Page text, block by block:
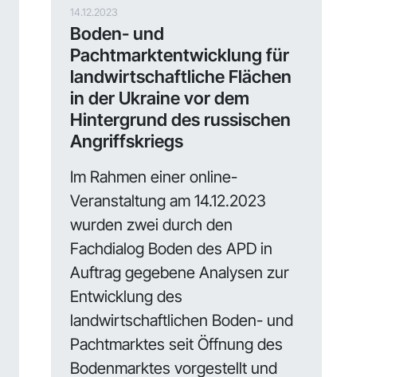
14.12.2023
Boden- und
Pachtmarktentwicklung für
landwirtschaftliche Flächen
in der Ukraine vor dem
Hintergrund des russischen
Angriffskriegs
Im Rahmen einer online-
Veranstaltung am 14.12.2023
wurden zwei durch den
Fachdialog Boden des APD in
Auftrag gegebene Analysen zur
Entwicklung des
landwirtschaftlichen Boden- und
Pachtmarktes seit Öffnung des
Bodenmarktes vorgestellt und